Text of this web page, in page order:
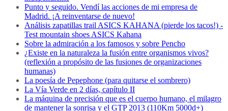
Punto y seguido. Vendí las acciones de mi empresa de
Madrid. ¡A reinventarse de nuevo!
Análisis zapatillas trail ASICS KAHANA (pierde los tacos!) -
Test mountain shoes ASICS Kahana
Sobre la admiración a los famosos y sobre Pencho
¿Existe en la naturaleza la fusión entre organismos vivos?
(reflexión a propósito de las fusiones de organizaciones
humanas)
La poesía de Pepephone (para quitarse el sombrero)
La Vía Verde en 2 días, capítulo II
La máquina de precisión que es el cuerpo humano, el milagro
de mantener la sonrisa y el GTP 2013 (110Km 5000d+)